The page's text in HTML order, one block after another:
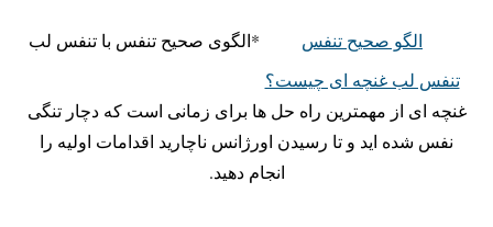
الگو صحیح تنفس
تنفس لب غنچه ای چیست؟
*الگوی صحیح تنفس با تنفس لب
غنچه ای از مهمترین راه حل ها برای زمانی است که دچار تنگی
نفس شده اید و تا رسیدن اورژانس ناچارید اقدامات اولیه را
انجام دهید.